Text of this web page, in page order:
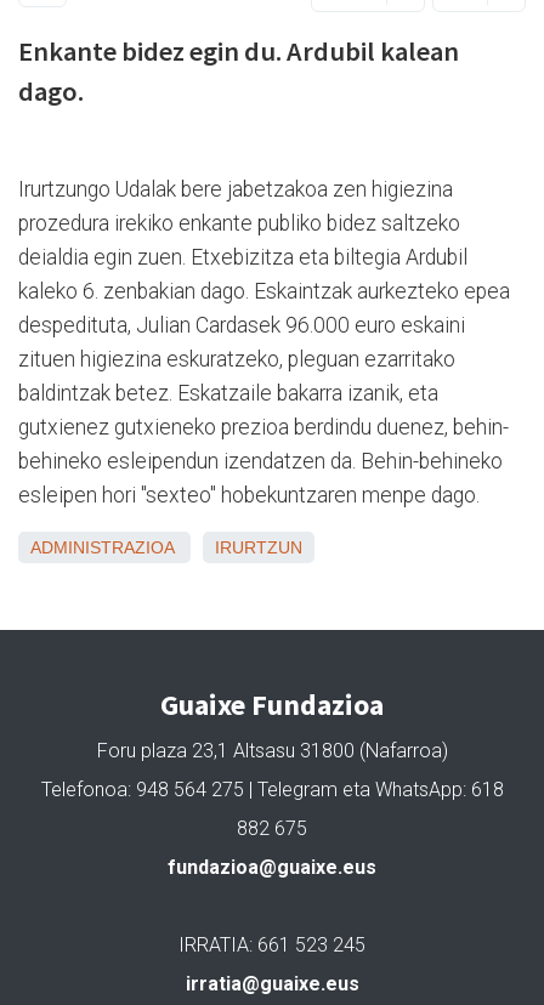
Enkante bidez egin du. Ardubil kalean
dago.
Irurtzungo Udalak bere jabetzakoa zen higiezina
prozedura irekiko enkante publiko bidez saltzeko
deialdia egin zuen. Etxebizitza eta biltegia Ardubil
kaleko 6. zenbakian dago. Eskaintzak aurkezteko epea
despedituta, Julian Cardasek 96.000 euro eskaini
zituen higiezina eskuratzeko, pleguan ezarritako
baldintzak betez. Eskatzaile bakarra izanik, eta
gutxienez gutxieneko prezioa berdindu duenez, behin-
behineko esleipendun izendatzen da. Behin-behineko
esleipen hori "sexteo" hobekuntzaren menpe dago.
ADMINISTRAZIOA IRURTZUN
Guaixe Fundazioa
Foru plaza 23,1 Altsasu 31800 (Nafarroa)
Telefonoa: 948 564 275 | Telegram eta WhatsApp: 618
882 675
fundazioa@guaixe.eus
IRRATIA: 661 523 245
irratia@guaixe.eus